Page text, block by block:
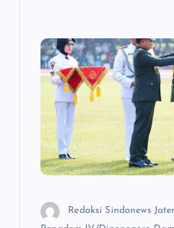
Redaksi Sindonews